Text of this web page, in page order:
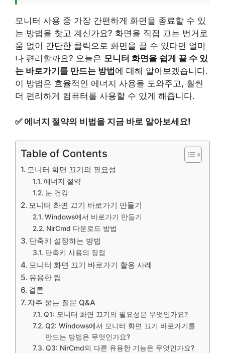
모니터 사용 중 가장 간편하게 화면을 종료할 수 있
는 방법을 찾고 계신가요? 화면을 직접 끄는 번거로
움 없이 간단한 클릭으로 화면을 끌 수 있다면 얼마
나 편리할까요? 오늘은 모니터 화면을 쉽게 끌 수 있
는 바로가기를 만드는 방법 에 대해 알아보겠습니다.
이 방법은 효율적인 에너지 사용을 도와주고, 훨씬
더 편리하게 컴퓨터를 사용할 수 있게 해줍니다.
✅ 에너지 절약의 비법을 지금 바로 알아보세요!
Table of Contents
모니터 화면 끄기의 필요성
에너지 절약
눈 건강
모니터 화면 끄기 바로가기 만들기
Windows에서 바로가기 만들기
NirCmd 다운로드 방법
단축키 설정하는 방법
단축키 사용의 장점
모니터 화면 끄기 바로가기 활용 사례
유용한 팁
결론
자주 묻는 질문 Q&A
Q1: 모니터 화면 끄기의 필요성은 무엇인가요?
Q2: Windows에서 모니터 화면 끄기 바로가기를
만드는 방법은 무엇인가요?
Q3: NirCmd의 다른 유용한 기능은 무엇인가요?